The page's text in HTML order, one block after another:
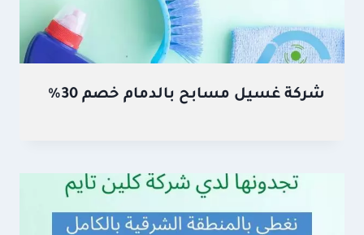
شركة غسيل مسابح بالدمام خصم 30%